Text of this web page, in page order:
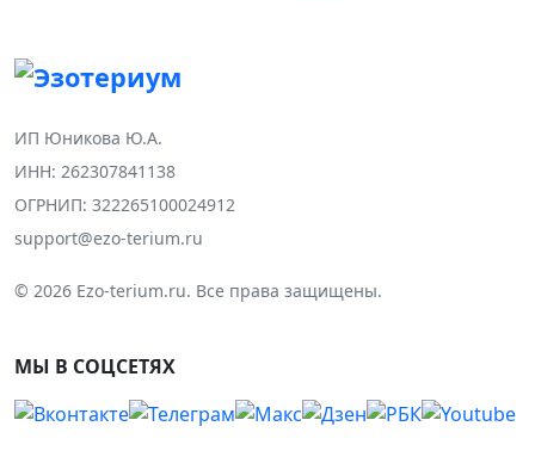
ИП Юникова Ю.А.
ИНН: 262307841138
ОГРНИП: 322265100024912
support@ezo-terium.ru
© 2026 Ezo-terium.ru. Все права защищены.
МЫ В СОЦСЕТЯХ